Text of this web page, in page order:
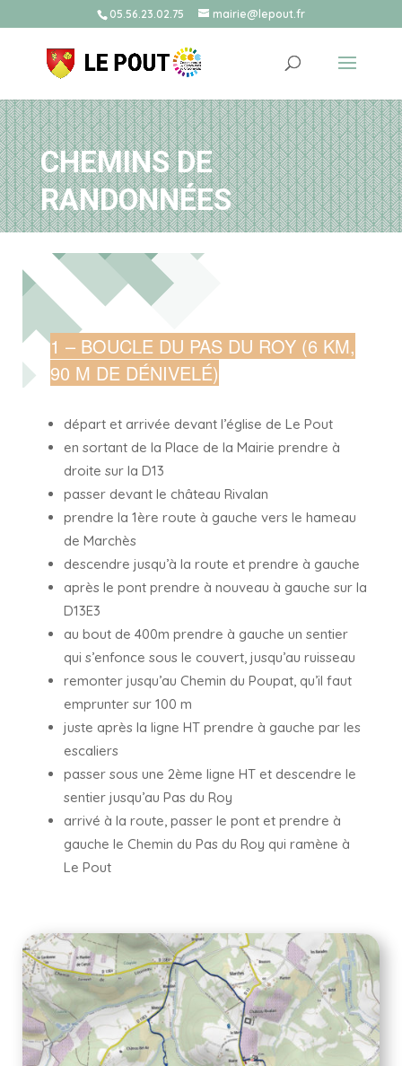
05.56.23.02.75 mairie@lepout.fr
CHEMINS DE
RANDONNÉES
1 – BOUCLE DU PAS DU ROY (6 KM,
90 M DE DÉNIVELÉ)
départ et arrivée devant l’église de Le Pout
en sortant de la Place de la Mairie prendre à
droite sur la D13
passer devant le château Rivalan
prendre la 1ère route à gauche vers le hameau
de Marchès
descendre jusqu’à la route et prendre à gauche
après le pont prendre à nouveau à gauche sur la
D13E3
au bout de 400m prendre à gauche un sentier
qui s’enfonce sous le couvert, jusqu’au ruisseau
remonter jusqu’au Chemin du Poupat, qu’il faut
emprunter sur 100 m
juste après la ligne HT prendre à gauche par les
escaliers
passer sous une 2ème ligne HT et descendre le
sentier jusqu’au Pas du Roy
arrivé à la route, passer le pont et prendre à
gauche le Chemin du Pas du Roy qui ramène à
Le Pout